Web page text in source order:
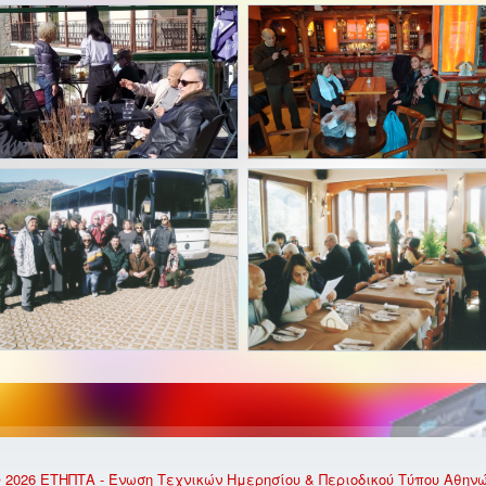
ΕΤΗΠΤΑ - Ένωση Τεχνικών Ημερησίου & Περιοδικού Τύπου